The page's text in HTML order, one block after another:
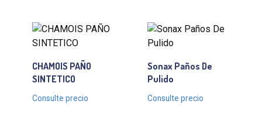
CHAMOIS PAÑO
SINTETICO
Consulte precio
Sonax Paños De
Pulido
Consulte precio